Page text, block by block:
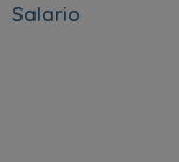
Salario